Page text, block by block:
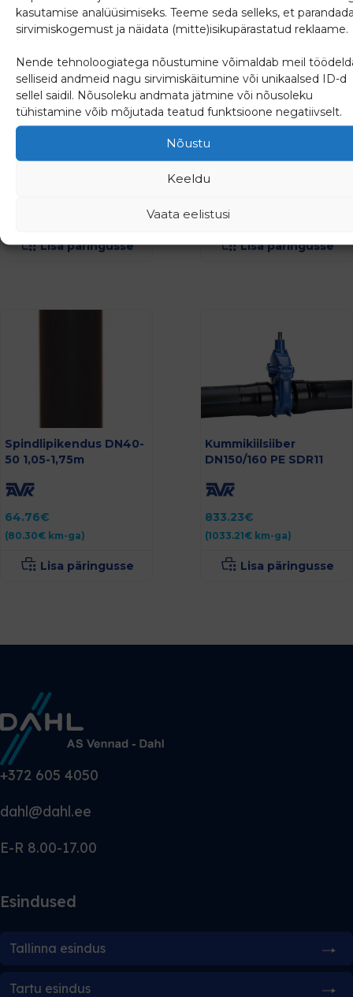
kasutamise analüüsimiseks. Teeme seda selleks, et
sirvimiskogemust ja näidata (mitte)isikupärastatud reklaame.
Nende tehnoloogiatega nõustumine võimaldab meil
selliseid andmeid nagu sirvimiskäitumine või unikaalsed ID-d
sellel saidil. Nõusoleku andmata jätmine või nõusoleku
tühistamine võib mõjutada teatud funktsioone negatiivselt.
Nõustu
Keeldu
Vaata eelistusi
Spindlipikendus DN40-
Lisa päringusse
Spindlipikendus DN200
1,05-1,75m
(104.73
Lisa päringusse
Spindlipikendus DN40-
50 1,05-1,75m
64.76€
(80.30€ km-ga)
Lisa päringusse
Kummikiilsiiber
DN150/160 PE SDR11
833.23€
(1033.21€ km-ga)
Lisa päringusse
+372 605 4050
dahl@dahl.ee
E-R 8.00-17.00
Esindused
Tallinna esindus
Tartu esindus